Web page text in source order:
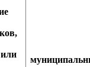
или